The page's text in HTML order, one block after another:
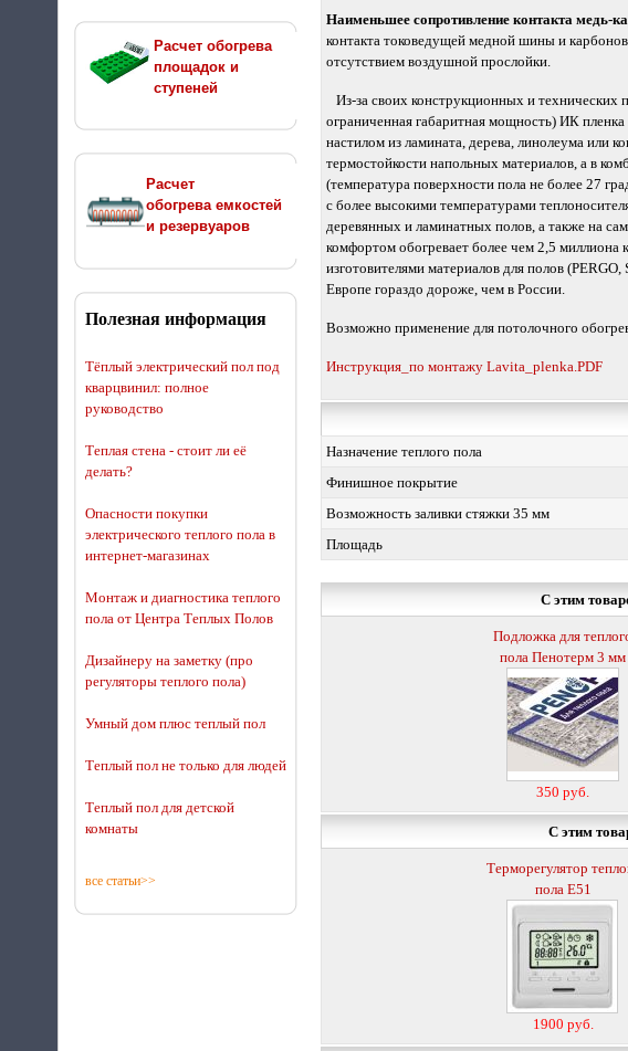
Расчет обогрева
площадок и
ступеней
Расчет
обогрева емкостей
и резервуаров
Полезная информация
Тёплый электрический пол под
кварцвинил: полное
руководство
Теплая стена - стоит ли её
делать?
Опасности покупки
электрического теплого пола в
интернет-магазинах
Монтаж и диагностика теплого
пола от Центра Теплых Полов
Дизайнеру на заметку (про
регуляторы теплого пола)
Умный дом плюс теплый пол
Теплый пол не только для людей
Теплый пол для детской
комнаты
все статьи>>
Наименьшее сопротивление контакта медь-
контакта токоведущей медной шины и
отсутствием воздушной прослойки.
Из-за своих конструкционных и технических
ограниченная габаритная мощность) ИК
настилом из ламината, дерева, линолеума или
термостойкости напольных материалов, а в
(температура поверхности пола не более 27
с более высокими температурами
деревянных и ламинатных полов, а также на
комфортом обогревает более чем 2,5 миллиона
изготовителями материалов для полов
Европе гораздо дороже, чем в России.
Возможно применение для потолочного
Инструкция_по монтажу Lavita_plenka.PDF
Назначение теплого пола
Финишное покрытие
Возможность заливки стяжки 35 мм
Площадь
С этим
Подложка для
пола Пенотерм 3 мм
350 руб.
С этим
Терморегулятор
пола E51
1900 руб.